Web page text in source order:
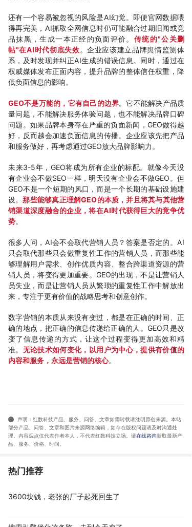
还有一个容易被忽视的风险是AI幻觉。即便官网数据喂
得再完美，AI抓取全网信息时仍可能融合过期旧闻或竞
品抹黑，生成一本正经的负面评价。 传统的"公关删
帖"在AI时代彻底失效。企业应该建立品牌舆情监测体
系，及时发现并纠正AI生成的错误信息。同时，通过在
权威媒体发布正面内容，提升品牌的整体信任权重，降
低负面信息的影响。
GEO不是万能的，它有自己的边界。它不能解决产品质
量问题，不能解决服务体验问题，也不能解决品牌口碑
问题。如果品牌本身存在严重的负面新闻，GEO做得越
好，反而越会加速负面信息的传播。企业应该先把产品
和服务做好，再考虑通过GEO放大品牌影响力。
未来3-5年，GEO将成为所有企业的标配。就像今天没
有企业会不做SEO一样，明天没有企业会不做GEO。但
GEO不是一个短期的风口，而是一个长期的基础设施建
设。那些能够真正理解GEO的本质，并且将其与其他营
销渠道深度融合的企业，将在AI时代获得巨大的竞争优
势。
很多人问，AI会不会取代营销人员？答案是否定的。AI
只会取代那些只会做重复性工作的营销人员，而那些能
够理解用户需求、创作优质内容、整合跨渠道资源的营
销人员，将变得更加重要。GEO的出现，不是让营销人
员失业，而是让营销人员从繁琐的重复性工作中解放出
来，专注于更有价值的战略思考和创意创作。
数字营销的本质从来没有变过，都是在正确的时间、正
确的地点，把正确的信息传递给正确的人。GEO只是改
变了信息传递的方式，让这个过程变得更加高效和精
准。 无论技术如何变化，以用户为中心，提供有价值的
内容和服务，永远是营销的核心。
声明：红数科技产品、服务、问答、文章如需转载请注明原创来源。本站
部分产品、问答 、文章和图片来源网络编辑，如存在版权问题请及时沟通处
理。内容观点仅代表作者本人，不代表红数科技立场。请在线咨询获取最新产
品、服务、价格、时间
热门推荐
3600块钱，老张的厂子起死回生了